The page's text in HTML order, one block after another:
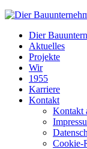
Dier
Aktuelles
Projekte
Wir
1955
Karriere
Kontakt
Kontakt
Cookie-